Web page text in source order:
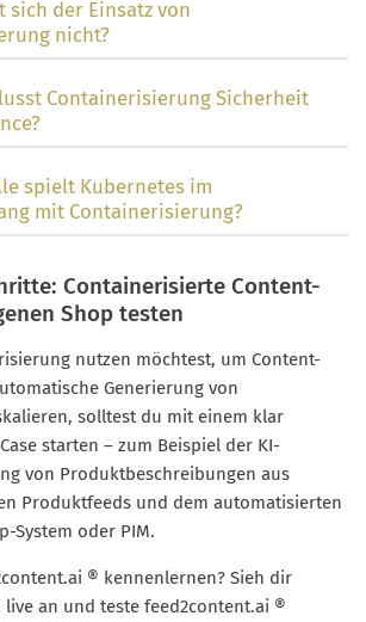
sich der Einsatz von
nicht?
Containerisierung Sicherheit
spielt Kubernetes im
mit Containerisierung?
Containerisierte Content-
Shop testen
nutzen möchtest, um Content-
Generierung von
solltest du mit einem klar
starten – zum Beispiel der KI-
von Produktbeschreibungen aus
Produktfeeds und dem automatisierten
System oder PIM.
® kennenlernen? Sieh dir
live an und teste feed2content.ai ®